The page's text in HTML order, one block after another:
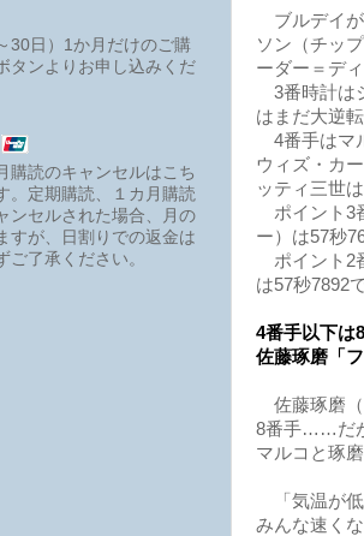
ブルデイが
ソン（チッ
ーダー＝デ
3番時計は
はまだ大逆
4番手はマ
ウィズ・カ
ッティ三世
ポイント3
ー）は57秒
ポイント2
は57秒7892
4番手以下は
佐藤琢磨「
佐藤琢磨（
8番手……だが
マルコと琢
「気温が低
みんな速く
30日）1か月だけのご購
タンよりお申し込みくだ
購読のキャンセルはこち
。定期購読、１カ月購読
ンセルされた場合、月の
すが、日割りでの返金は
了承ください。